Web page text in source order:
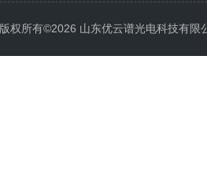
版权所有©2026 山东优云谱光电科技有